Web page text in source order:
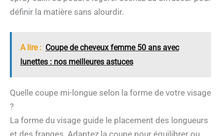
définir la matière sans alourdir.
A lire : Coupe de cheveux femme 50 ans avec
lunettes : nos meilleures astuces
Quelle coupe mi-longue selon la forme de votre visage
?
La forme du visage guide le placement des longueurs
et des franges. Adaptez la coupe pour équilibrer ou